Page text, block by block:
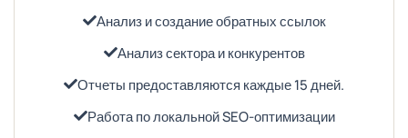
Анализ и создание обратных ссылок
Анализ сектора и конкурентов
Отчеты предоставляются каждые 15 дней.
Работа по локальной SEO-оптимизации